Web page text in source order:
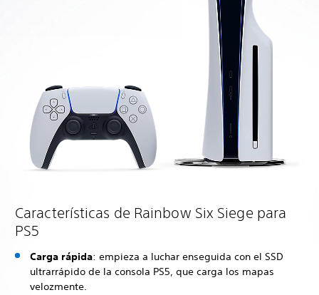
Características de Rainbow Six Siege para
PS5
Carga rápida: empieza a luchar enseguida con el SSD
ultrarrápido de la consola PS5, que carga los mapas
velozmente.